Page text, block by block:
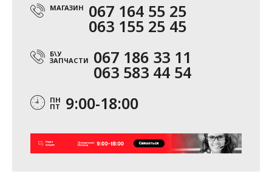
МАГАЗИН 067 164 55 25
063 155 25 45
Б\У
ЗАПЧАСТИ 067 186 33 11
063 583 44 54
ПН
ПТ 9:00-18:00